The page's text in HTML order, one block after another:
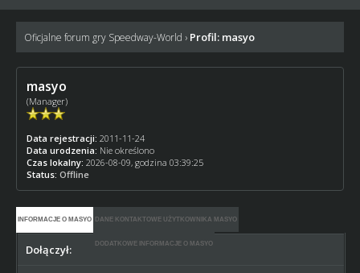
Oficjalne forum gry Speedway-World › Profil: masyo
masyo
(Manager)
Data rejestracji: 2011-11-24
Data urodzenia: Nie określono
Czas lokalny: 2026-08-09, godzina 03:39:25
Status: Offline
INFORMACJE O MASYO DANE KONTAKTOWE UŻYTKOWNIKA MASYO
DODATKOWE INFORMACJE O MASYO
Dołączył: 2011-11-24